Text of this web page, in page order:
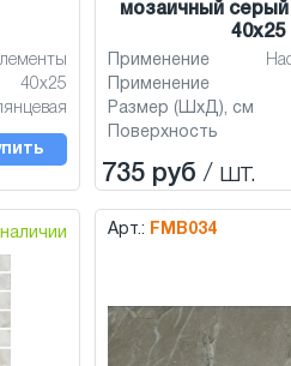
40x25
мозаичный
40x25
Применение
Применение
Размер (ШхД), см
Поверхность
735 руб / шт.
Арт.: FMB034